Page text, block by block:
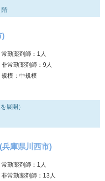
階
)
常勤薬剤師：1人
非常勤薬剤師：9人
規模：中規模
展開）
庫県川西市)
常勤薬剤師：1人
非常勤薬剤師：13人